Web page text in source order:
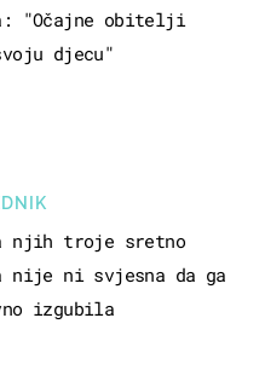
"Očajne obitelji
djecu"
njih troje sretno
nije ni svjesna da ga
izgubila